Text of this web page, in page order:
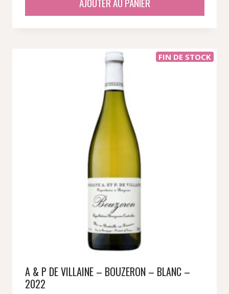
FIN DE STOCK
A & P DE VILLAINE – BOUZERON – BLANC –
2022